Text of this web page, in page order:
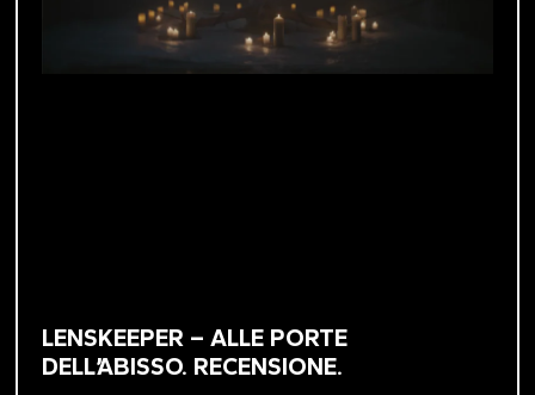
LENSKEEPER – ALLE PORTE
DELL’ABISSO. RECENSIONE.